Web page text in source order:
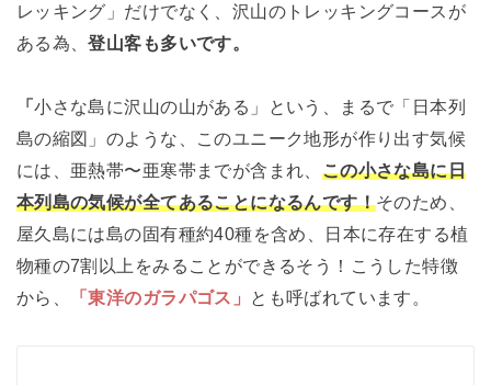
レッキング」だけでなく、沢山のトレッキングコースが
ある為、登山客も多いです。
「小さな島に沢山の山がある」という、まるで「日本列
島の縮図」のような、このユニーク地形が作り出す気候
には、亜熱帯〜亜寒帯までが含まれ、 この小さな島に日
本列島の気候が全てあることになるんです！そのため、
屋久島には島の固有種約40種を含め、日本に存在する植
物種の7割以上をみることができるそう！こうした特徴
から、
「東洋のガラパゴス」 とも呼ばれています。